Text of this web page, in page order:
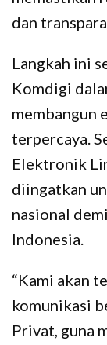
dan
Langkah ini
Komdigi
membangun
terpercaya.
Elektronik
diingatkan
nasional
Indonesia.
“Kami akan
komunikasi
Privat, guna